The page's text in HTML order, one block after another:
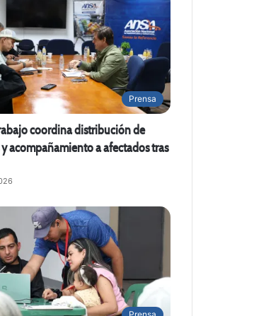
Prensa
coordina distribución de
acompañamiento a afectados tras